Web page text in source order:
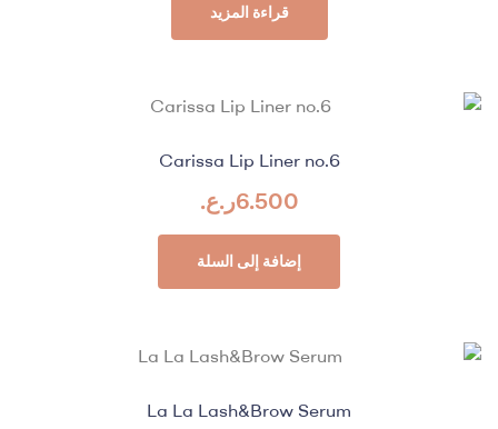
قراءة المزيد
Carissa Lip Liner no.6
6.500ر.ع.
إضافة إلى السلة
La La Lash&Brow Serum